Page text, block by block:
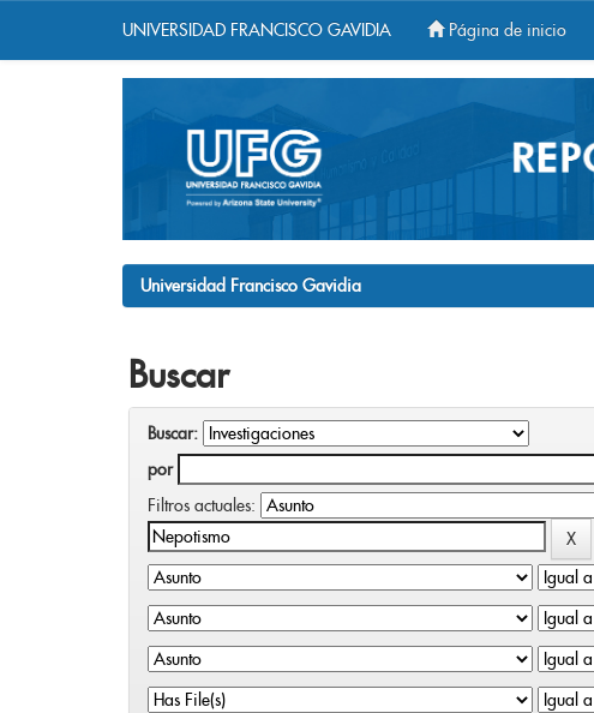
UNIVERSIDAD FRANCISCO GAVIDIA Página de inicio
Universidad Francisco Gavidia
Buscar
Buscar:
por
Filtros actuales: